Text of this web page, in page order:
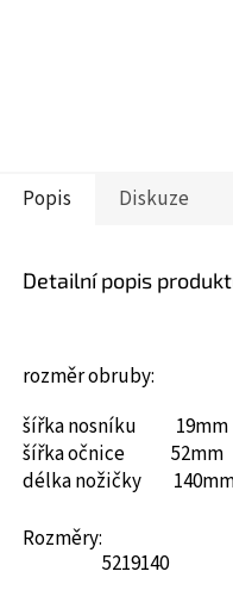
Popis Diskuze
Detailní popis
rozměr obruby:
šířka nosníku 19mm
šířka očnice 52mm
délka nožičky
Rozměry:
5219140